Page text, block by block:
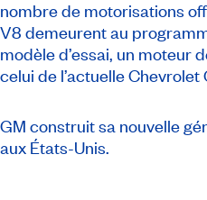
nombre de motorisations
V8 demeurent au
modèle d’essai, un moteur
celui de l’actuelle
GM construit sa nouvelle
aux États-Unis.